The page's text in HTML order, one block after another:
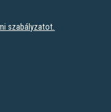
szabályzatot.